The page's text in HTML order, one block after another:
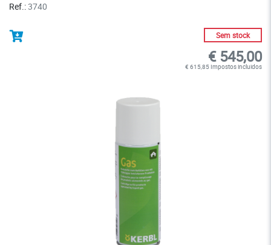
Ref.:3740
Sem stock
€ 545,00
€ 615,85 Impostos incluidos